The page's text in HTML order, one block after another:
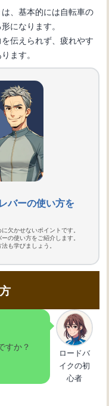
、基本的には自転車の
になります。
伝えられず、疲れやす
ます。
バーの使い方を
欠かせないポイントです。
の使い方をご紹介します。
も学びましょう。
すか？
ロードバ
イクの初
心者